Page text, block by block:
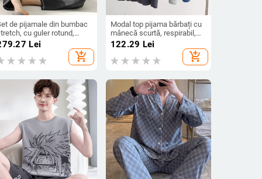
de pijamale din bumbac
cu guler rotund,
lungi și pantaloni
Lei
add_shopping_cart
Modal top pijama bărbați cu
mânecă scurtă, respirabil,
croială lejeră, guler rotund
122.29 Lei
add_shopping_cart